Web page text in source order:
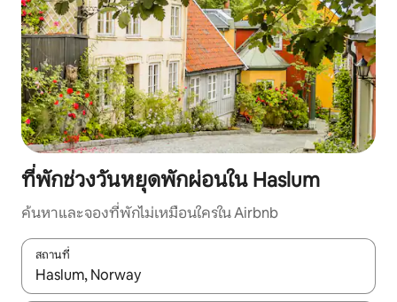
ที่พักช่วงวันหยุดพักผ่อนใน Haslum
ค้นหาและจองที่พักไม่เหมือนใครใน Airbnb
สถานที่
ใช้ลูกศรขึ้นลง หรือใช้การสัมผัสหรือปัด เพื่อสำรวจผลการค้นหา